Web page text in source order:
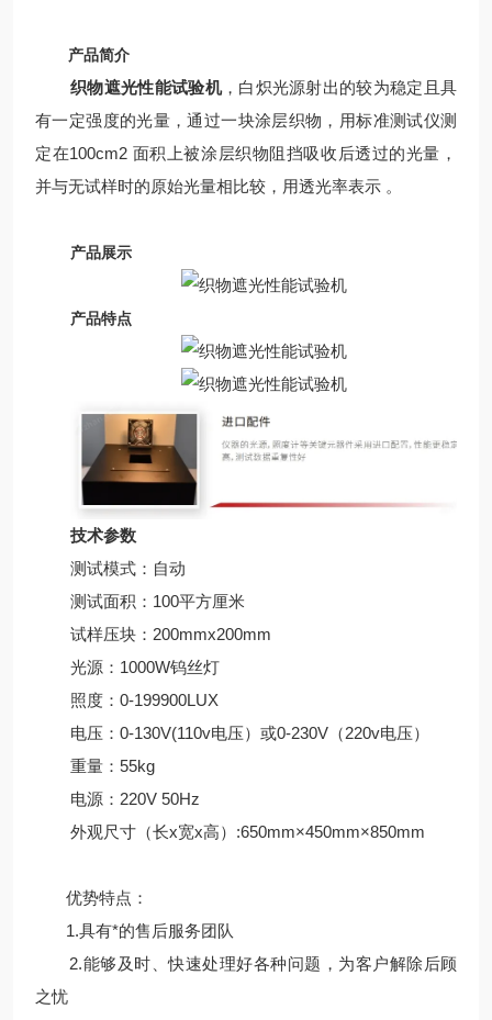
产品简介
织物遮光性能试验机，白炽光源射出的较为稳定且具
有一定强度的光量，通过一块涂层织物，用标准测试仪测
定在100cm2 面积上被涂层织物阻挡吸收后透过的光量，
并与无试样时的原始光量相比较，用透光率表示 。
产品展示
产品特点
技术参数
测试模式：自动
测试面积：100平方厘米
试样压块：200mmx200mm
光源：1000W钨丝灯
照度：0-199900LUX
电压：0-130V(110v电压）或0-230V（220v电压）
重量：55kg
电源：220V 50Hz
外观尺寸（长x宽x高）:650mm×450mm×850mm
优势特点：
1.具有*的售后服务团队
2.能够及时、快速处理好各种问题，为客户解除后顾
之忧